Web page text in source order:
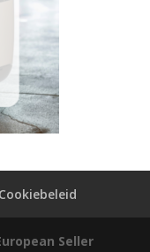
Cookiebeleid
Seller